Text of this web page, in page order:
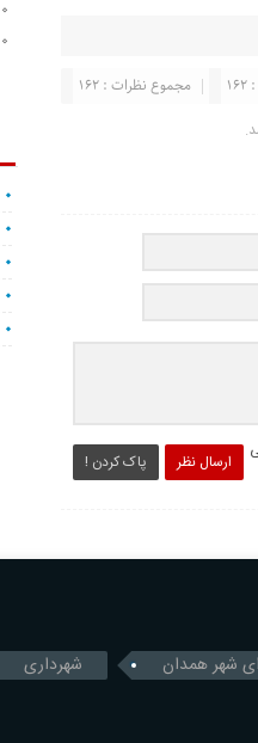
مجموع نظرات : 162
ارسال نظر پاک کردن !
شهر همدان شهرداری